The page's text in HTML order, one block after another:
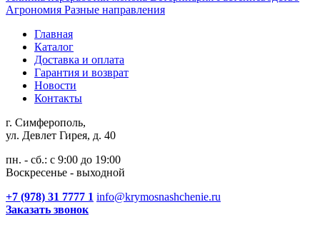
Агрономия Разные направления
Главная
Каталог
Доставка и оплата
Гарантия и возврат
Новости
Контакты
г. Симферополь,
ул. Девлет Гирея, д. 40
пн. - сб.: с 9:00 до 19:00
Воскресенье - выходной
+7 (978) 31 7777 1 info@krymosnashchenie.ru
Заказать звонок